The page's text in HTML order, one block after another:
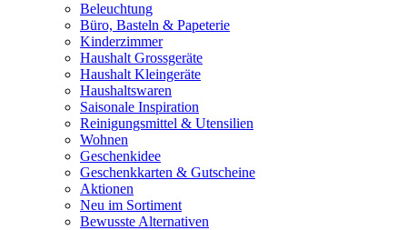
Beleuchtung
Büro, Basteln & Papeterie
Kinderzimmer
Haushalt Grossgeräte
Haushalt Kleingeräte
Haushaltswaren
Saisonale Inspiration
Reinigungsmittel & Utensilien
Wohnen
Geschenkidee
Geschenkkarten & Gutscheine
Aktionen
Neu im Sortiment
Bewusste Alternativen